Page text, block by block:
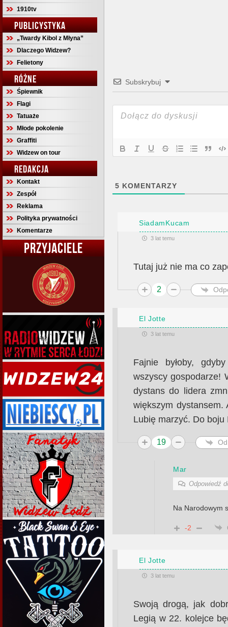
1910tv
PUBLICYSTYKA
„Twardy Kibol z Młyna”
Dlaczego Widzew?
Felietony
RÓŻNE
Śpiewnik
Flagi
Tatuaże
Młode pokolenie
Graffiti
Widzew on tour
REDAKCJA
Kontakt
Zespół
Reklama
Polityka prywatności
Komentarze
PRZYJACIELE
Subskrybuj
5 KOMENTARZY
SiadamKucam
3 lat temu
Tutaj już nie ma co
2
El Jotte
3 lat temu
Fajnie byłoby,
wszyscy gospodarze!
dystans do lidera
większym
Lubię marzyć. Do boju
19
Mar
Odpowiedź
Na Narodowym
-2
El Jotte
3 lat temu
Swoją drogą, jak
Legią w 22. kolejce